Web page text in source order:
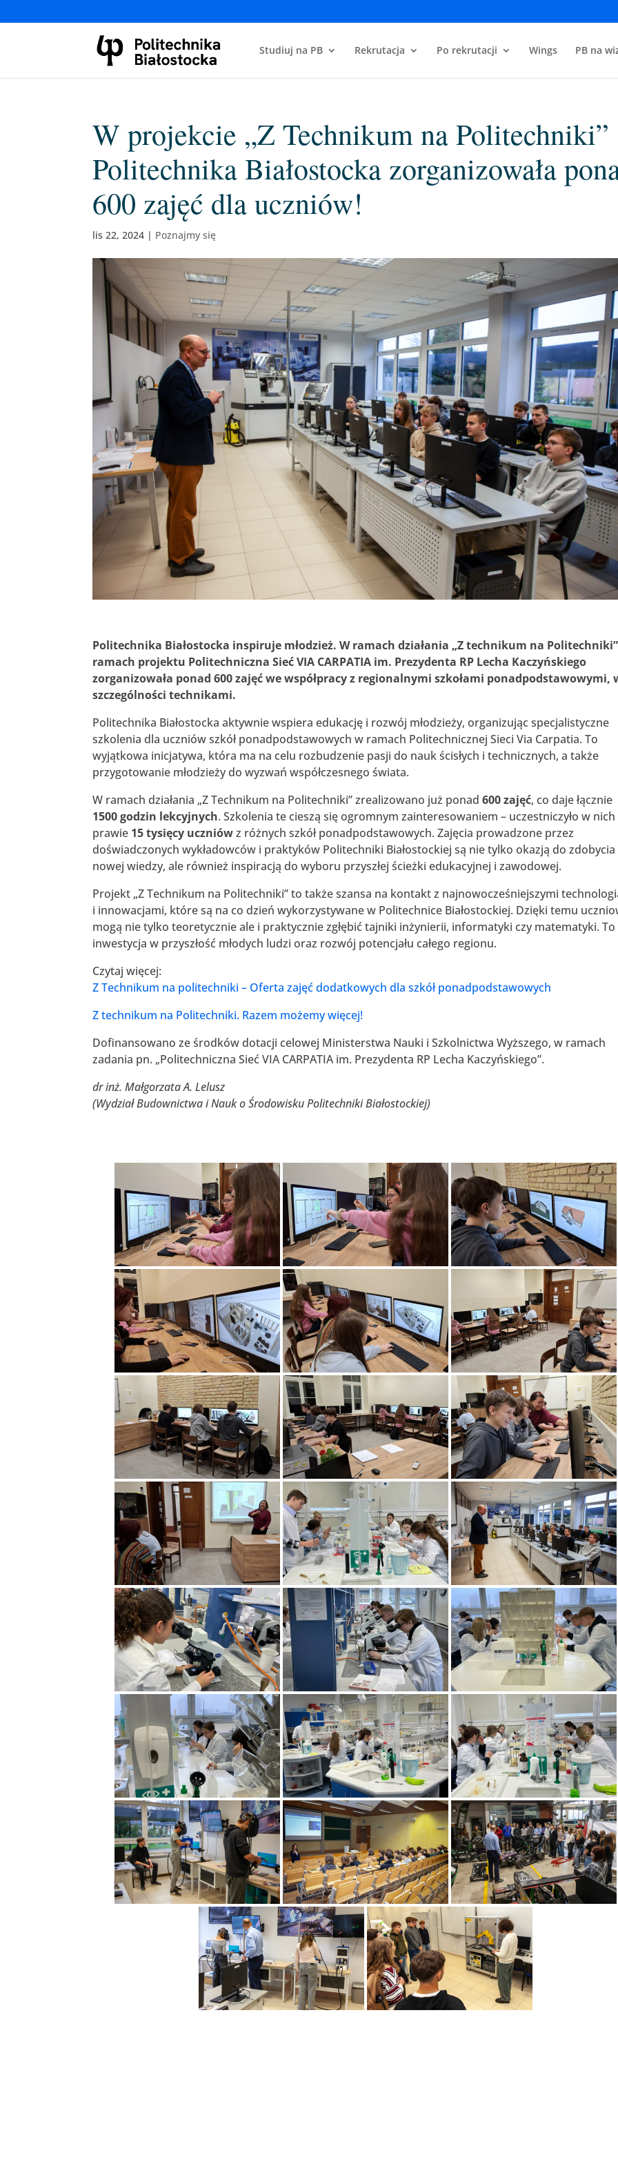
Studiuj na PB Rekrutacja Po rekrutacji Wings PB na
W projekcie „Z Technikum na Politechniki”
Politechnika Białostocka zorganizowała
600 zajęć dla uczniów!
lis 22, 2024 | Poznajmy się
Politechnika Białostocka inspiruje młodzież. W ramach działania „Z technikum na
ramach projektu Politechniczna Sieć VIA CARPATIA im. Prezydenta RP Lecha Kaczyńskiego
zorganizowała ponad 600 zajęć we współpracy z regionalnymi szkołami ponadpodstawowymi,
szczególności technikami.
Politechnika Białostocka aktywnie wspiera edukację i rozwój młodzieży, organizując specjalistyczne
szkolenia dla uczniów szkół ponadpodstawowych w ramach Politechnicznej Sieci Via Carpatia. To
wyjątkowa inicjatywa, która ma na celu rozbudzenie pasji do nauk ścisłych i technicznych, a także
przygotowanie młodzieży do wyzwań współczesnego świata.
W ramach działania „Z Technikum na Politechniki” zrealizowano już ponad600 zajęć, co daje łącznie
1500 godzin lekcyjnych. Szkolenia te cieszą się ogromnym zainteresowaniem – uczestniczyło w nich
prawie 15 tysięcy uczniówz różnych szkół ponadpodstawowych. Zajęcia prowadzone przez
doświadczonych wykładowców i praktyków Politechniki Białostockiej są nie tylko okazją do zdobycia
nowej wiedzy, ale również inspiracją do wyboru przyszłej ścieżki edukacyjnej i zawodowej.
Projekt „Z Technikum na Politechniki” to także szansa na kontakt z najnowocześniejszymi
i innowacjami, które są na co dzień wykorzystywane w Politechnice Białostockiej. Dzięki temu
mogą nie tylko teoretycznie ale i praktycznie zgłębić tajniki inżynierii, informatyki czy matematyki. To
inwestycja w przyszłość młodych ludzi oraz rozwój potencjału całego regionu.
Czytaj więcej:
Z Technikum na politechniki – Oferta zajęć dodatkowych dla szkół ponadpodstawowych
Ztechnikum na Politechniki. Razem możemy więcej!
Dofinansowano ze środków dotacji celowej Ministerstwa Nauki i Szkolnictwa Wyższego, w ramach
zadania pn. „Politechniczna Sieć VIA CARPATIA im. Prezydenta RP Lecha Kaczyńskiego”.
dr inż. Małgorzata A. Lelusz
(Wydział Budownictwa i Nauk o Środowisku Politechniki Białostockiej)